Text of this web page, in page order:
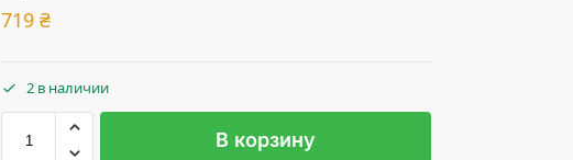
719₴
2 в наличии
В корзину